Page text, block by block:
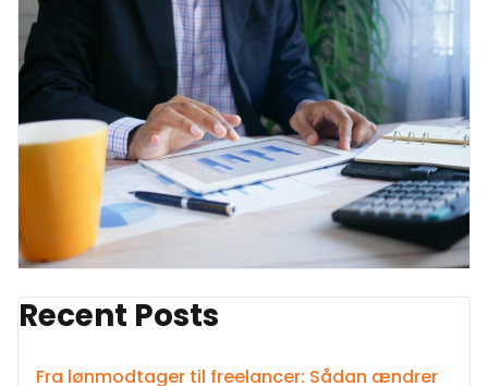
Recent Posts
Fra lønmodtager til freelancer: Sådan ændrer